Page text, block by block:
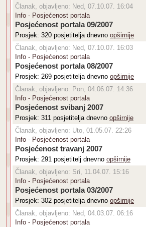
Članak, objavljeno: Ned, 07.10.07. 16:04
Info - Posjećenost portala
Posjećenost portala 09/2007
Prosjek: 320 posjetitelja dnevno opširnije
Članak, objavljeno: Ned, 07.10.07. 16:03
Info - Posjećenost portala
Posjećenost portala 08/2007
Prosjek: 269 posjetitelja dnevno opširnije
Članak, objavljeno: Pon, 04.06.07. 14:36
Info - Posjećenost portala
Posjećenost svibanj 2007
Prosjek: 311 posjetitelja dnevno opširnije
Članak, objavljeno: Uto, 01.05.07. 22:26
Info - Posjećenost portala
Posjećenost travanj 2007
Prosjek: 291 posjetitelj dnevno opširnije
Članak, objavljeno: Sri, 11.04.07. 15:16
Info - Posjećenost portala
Posjećenost portala 03/2007
Prosjek: 302 posjetitelja dnevno opširnije
Članak, objavljeno: Ned, 04.03.07. 06:16
Info - Posjećenost portala